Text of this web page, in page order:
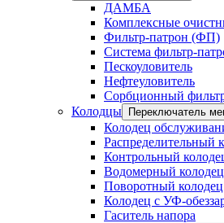
ДАМБА
Комплексные
Фильтр-патрон (ФП)
Система фильтр-
Пескоуловитель
Нефтеуловитель
Сорбционный
Колодцы
Переключатель
Колодец
Распределительный
Контрольный
Водомерный колодец
Поворотный
Колодец с УФ-
Гаситель напора